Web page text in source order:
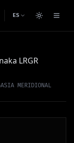
ES
ASIA MERIDIONAL